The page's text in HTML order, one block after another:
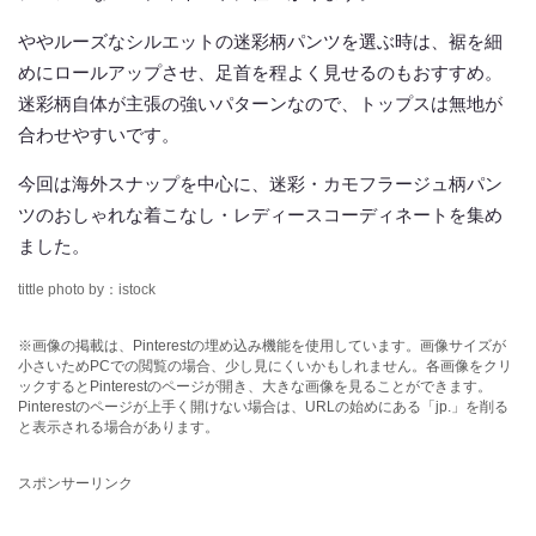
ややルーズなシルエットの迷彩柄パンツを選ぶ時は、裾を細
めにロールアップさせ、足首を程よく見せるのもおすすめ。
迷彩柄自体が主張の強いパターンなので、トップスは無地が
合わせやすいです。
今回は海外スナップを中心に、迷彩・カモフラージュ柄パン
ツのおしゃれな着こなし・レディースコーディネートを集め
ました。
tittle photo by：istock
※画像の掲載は、Pinterestの埋め込み機能を使用しています。画像サイズが
小さいためPCでの閲覧の場合、少し見にくいかもしれません。各画像をクリ
ックするとPinterestのページが開き、大きな画像を見ることができます。
Pinterestのページが上手く開けない場合は、URLの始めにある「jp.」を削る
と表示される場合があります。
スポンサーリンク